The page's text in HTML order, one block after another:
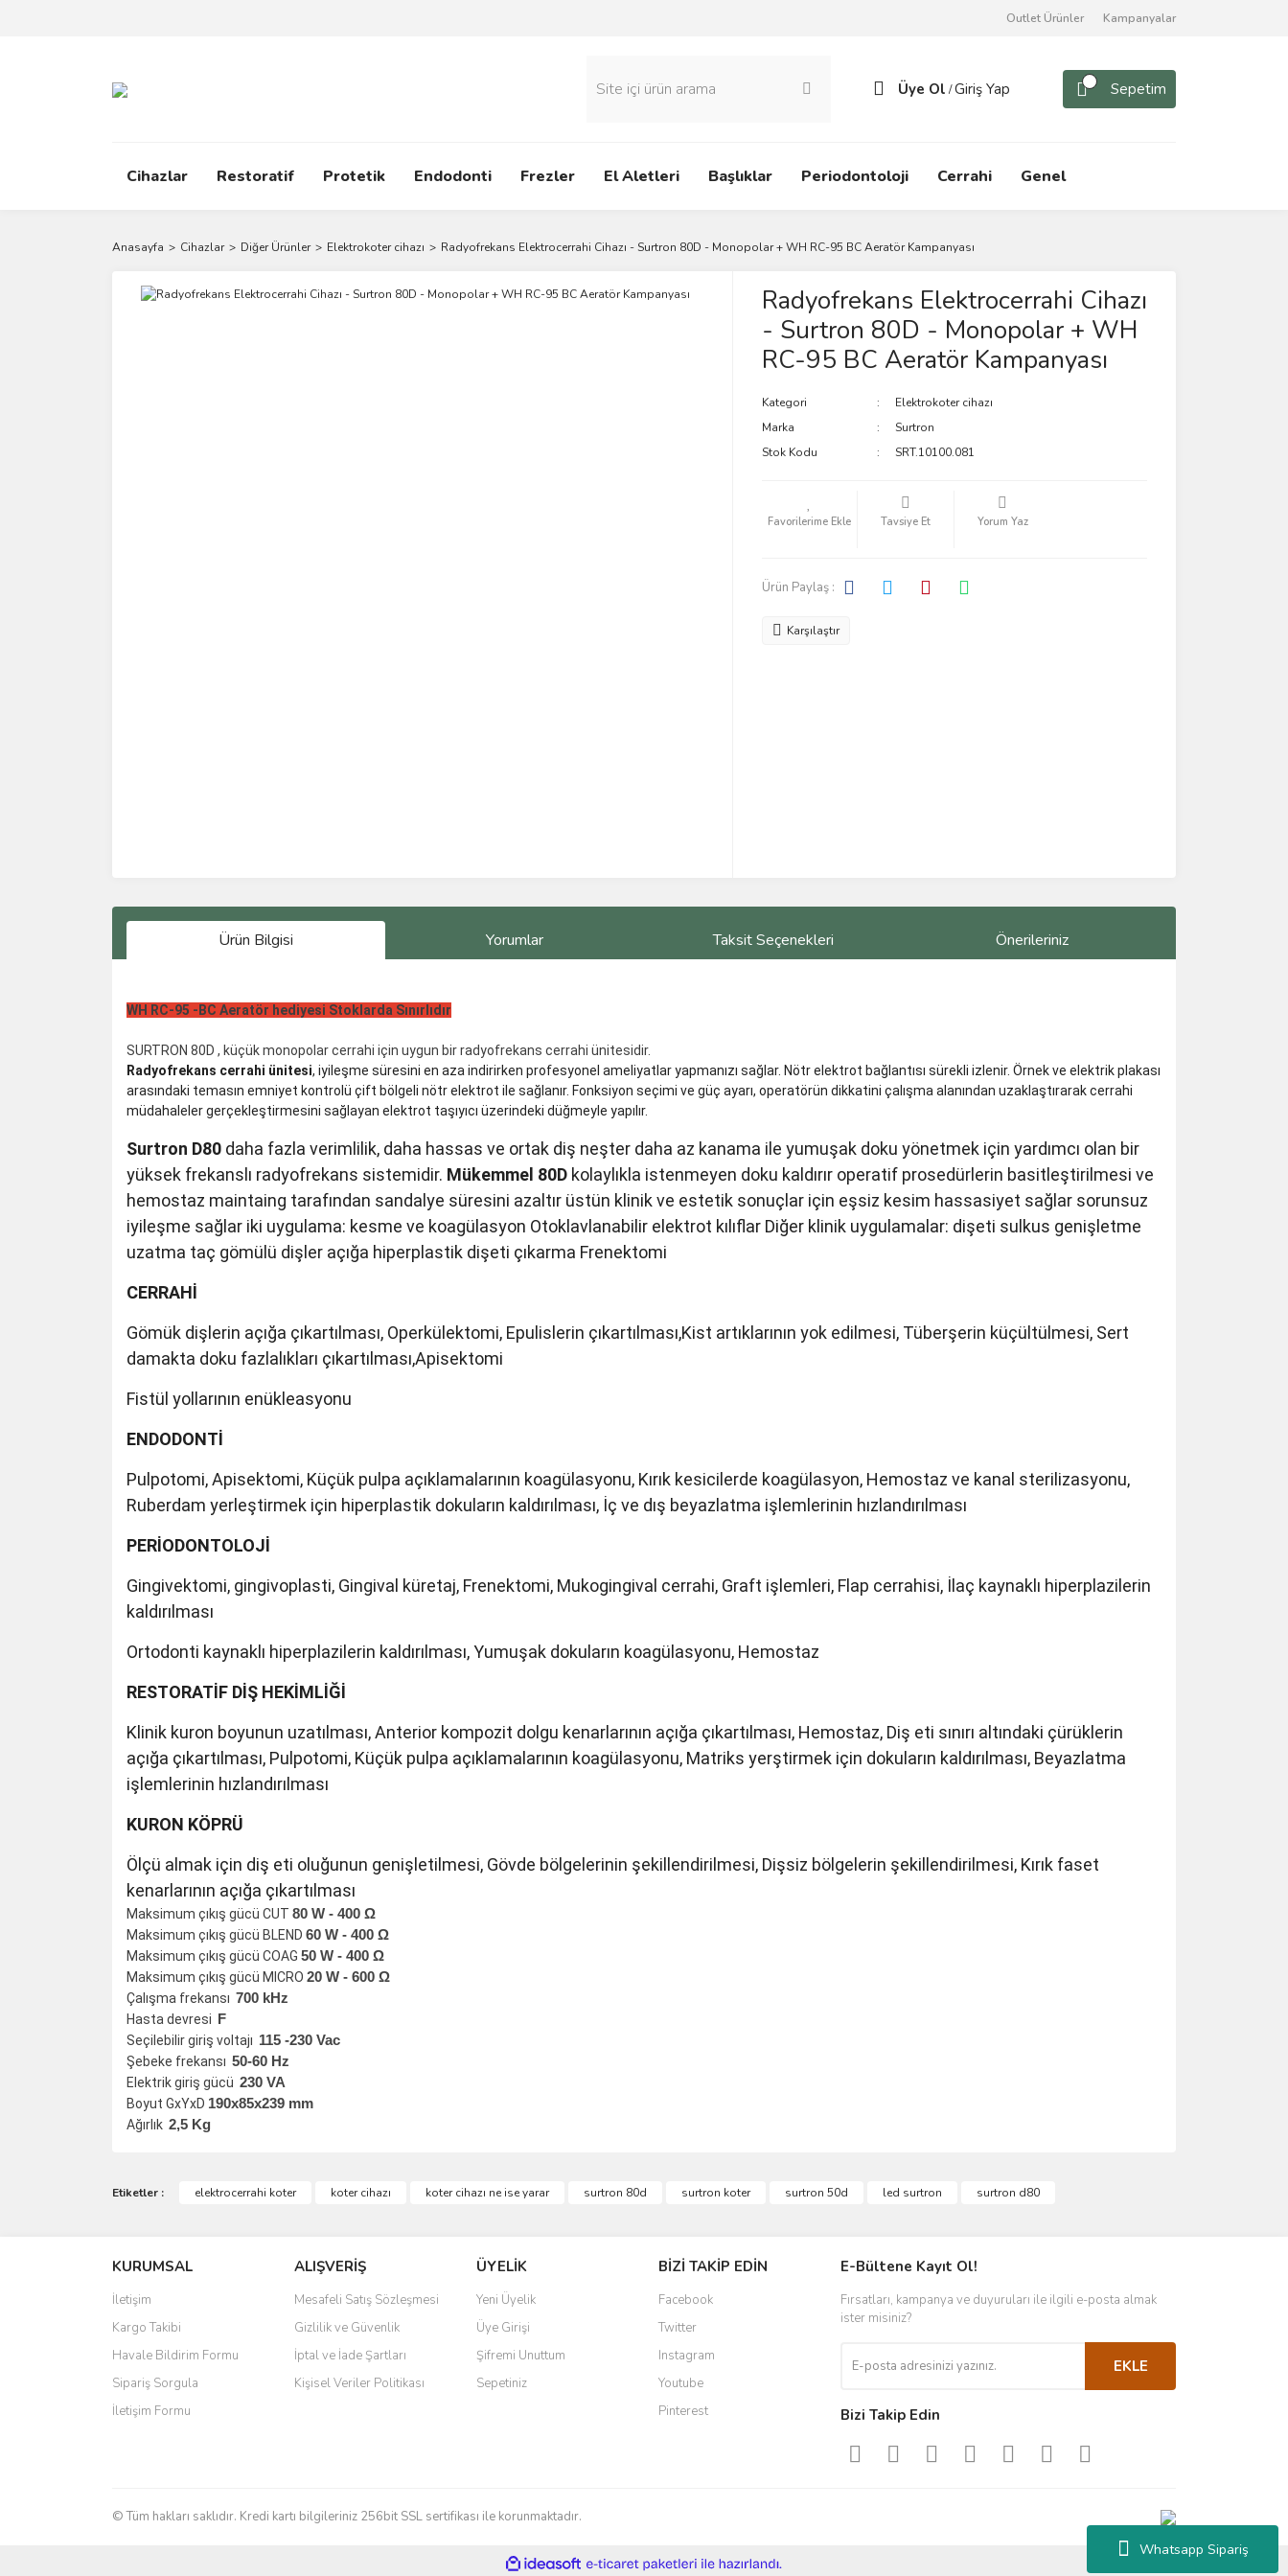
Whatsapp Sipariş
Outlet Ürünler Kampanyalar
Üye Ol /Giriş Yap Sepetim
Cihazlar Restoratif Protetik Endodonti Frezler El Aletleri Başlıklar Periodontoloji Cerrahi Genel
Anasayfa Cihazlar Diğer Ürünler Elektrokoter cihazı Radyofrekans Elektrocerrahi Cihazı - Surtron 80D - Monopolar + WH RC-95 BC Aeratör Kampanyası
Radyofrekans Elektrocerrahi Cihazı
- Surtron 80D - Monopolar + WH
RC-95 BC Aeratör Kampanyası
Kategori
Elektrokoter cihazı
Marka
Surtron
Stok Kodu
SRT.10100.081
Tavsiye Et Yorum Yaz
Ürün Paylaş :
Karşılaştır
Ürün Bilgisi Yorumlar Taksit Seçenekleri Önerileriniz
WH RC-95 -BC Aeratör hediyesi Stoklarda Sınırlıdır
SURTRON 80D , küçük monopolar cerrahi için uygun bir radyofrekans cerrahi ünitesidir.
Radyofrekans cerrahi ünitesi, iyileşme süresini en aza indirirken profesyonel ameliyatlar yapmanızı sağlar. Nötr elektrot bağlantısı sürekli izlenir. Örnek ve elektrik plakası
arasındaki temasın emniyet kontrolü çift bölgeli nötr elektrot ile sağlanır. Fonksiyon seçimi ve güç ayarı, operatörün dikkatini çalışma alanından uzaklaştırarak cerrahi
müdahaleler gerçekleştirmesini sağlayan elektrot taşıyıcı üzerindeki düğmeyle yapılır.
Surtron D80 daha fazla verimlilik, daha hassas ve ortak diş neşter daha az kanama ile yumuşak doku yönetmek için yardımcı olan bir
yüksek frekanslı radyofrekans sistemidir. Mükemmel 80D kolaylıkla istenmeyen doku kaldırır operatif prosedürlerin basitleştirilmesi ve
hemostaz maintaing tarafından sandalye süresini azaltır üstün klinik ve estetik sonuçlar için eşsiz kesim hassasiyet sağlar sorunsuz
iyileşme sağlar iki uygulama: kesme ve koagülasyon Otoklavlanabilir elektrot kılıflar Diğer klinik uygulamalar: dişeti sulkus genişletme
uzatma taç gömülü dişler açığa hiperplastik dişeti çıkarma Frenektomi
CERRAHİ
Gömük dişlerin açığa çıkartılması, Operkülektomi, Epulislerin çıkartılması,Kist artıklarının yok edilmesi, Tüberşerin küçültülmesi, Sert
damakta doku fazlalıkları çıkartılması,Apisektomi
Fistül yollarının enükleasyonu
ENDODONTİ
Pulpotomi, Apisektomi, Küçük pulpa açıklamalarının koagülasyonu, Kırık kesicilerde koagülasyon, Hemostaz ve kanal sterilizasyonu,
Ruberdam yerleştirmek için hiperplastik dokuların kaldırılması, İç ve dış beyazlatma işlemlerinin hızlandırılması
PERİODONTOLOJİ
Gingivektomi, gingivoplasti, Gingival küretaj, Frenektomi, Mukogingival cerrahi, Graft işlemleri, Flap cerrahisi, İlaç kaynaklı hiperplazilerin
kaldırılması
Ortodonti kaynaklı hiperplazilerin kaldırılması, Yumuşak dokuların koagülasyonu, Hemostaz
RESTORATİF DİŞ HEKİMLİĞİ
Klinik kuron boyunun uzatılması, Anterior kompozit dolgu kenarlarının açığa çıkartılması, Hemostaz, Diş eti sınırı altındaki çürüklerin
açığa çıkartılması, Pulpotomi, Küçük pulpa açıklamalarının koagülasyonu, Matriks yerştirmek için dokuların kaldırılması, Beyazlatma
işlemlerinin hızlandırılması
KURON KÖPRÜ
Ölçü almak için diş eti oluğunun genişletilmesi, Gövde bölgelerinin şekillendirilmesi, Dişsiz bölgelerin şekillendirilmesi, Kırık faset
kenarlarının açığa çıkartılması
Maksimum çıkış gücü CUT 80 W - 400 Ω
Maksimum çıkış gücü BLEND 60 W - 400 Ω
Maksimum çıkış gücü COAG 50 W - 400 Ω
Maksimum çıkış gücü MICRO 20 W - 600 Ω
Çalışma frekansı 700 kHz
Hasta devresi F
Seçilebilir giriş voltajı 115 -230 Vac
Şebeke frekansı 50-60 Hz
Elektrik giriş gücü 230 VA
Boyut GxYxD 190x85x239 mm
Ağırlık 2,5 Kg
Yorum Yaz
Görüş ve önerileriniz için teşekkür ederiz.
Ürün açıklamasında eksik bilgiler bulunuyor.
Ürün bilgilerinde hatalar bulunuyor.
Ürün fiyatı diğer sitelerden daha pahalı.
Bu ürüne benzer farklı alternatifler olmalı.
Etiketler : elektrocerrahi koter koter cihazı koter cihazı ne ise yarar surtron 80d surtron koter surtron 50d led surtron surtron d80
KURUMSAL
İletişim
Kargo Takibi
Havale Bildirim Formu
Sipariş Sorgula
İletişim Formu
ALIŞVERİŞ
Mesafeli Satış Sözleşmesi
Gizlilik ve Güvenlik
İptal ve İade Şartları
Kişisel Veriler Politikası
ÜYELİK
Yeni Üyelik
Üye Girişi
Şifremi Unuttum
Sepetiniz
BİZİ TAKİP EDİN
Facebook
Twitter
Instagram
Youtube
Pinterest
E-Bültene Kayıt Ol!
Fırsatları, kampanya ve duyuruları ile ilgili e-posta almak
ister misiniz?
EKLE
Bizi Takip Edin
© Tüm hakları saklıdır. Kredi kartı bilgileriniz 256bit SSL sertifikası ile korunmaktadır.
ideasoft
e-